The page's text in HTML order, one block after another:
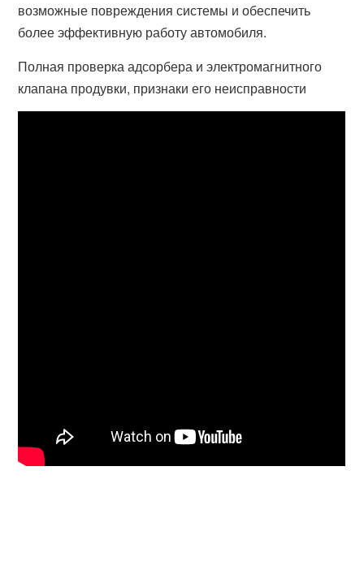
возможные повреждения системы и обеспечить
более эффективную работу автомобиля.
Полная проверка адсорбера и электромагнитного
клапана продувки, признаки его неисправности